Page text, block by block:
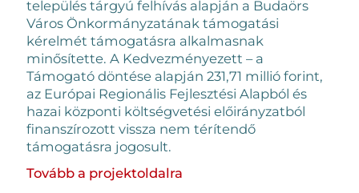
település tárgyú felhívás alapján a Budaörs
Város Önkormányzatának támogatási
kérelmét támogatásra alkalmasnak
minősítette. A Kedvezményezett – a
Támogató döntése alapján 231,71 millió forint,
az Európai Regionális Fejlesztési Alapból és
hazai központi költségvetési előirányzatból
finanszírozott vissza nem térítendő
támogatásra jogosult.
Tovább a projektoldalra